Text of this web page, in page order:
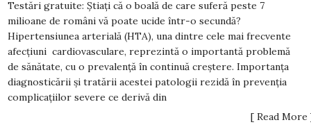
Testări gratuite: Știați că o boală de care suferă peste 7
milioane de români vă poate ucide într-o secundă?
Hipertensiunea arterială (HTA), una dintre cele mai frecvente
afecțiuni cardiovasculare, reprezintă o importantă problemă
de sănătate, cu o prevalență în continuă creștere. Importanța
diagnosticării și tratării acestei patologii rezidă în prevenția
complicațiilor severe ce derivă din
[ Read More